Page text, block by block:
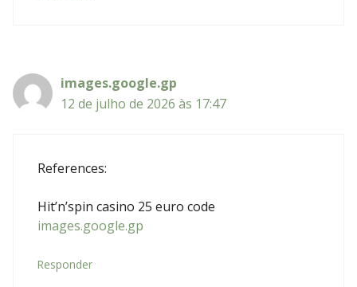
images.google.gp
12 de julho de 2026 às 17:47
References:
Hit’n’spin casino 25 euro code
images.google.gp
Responder